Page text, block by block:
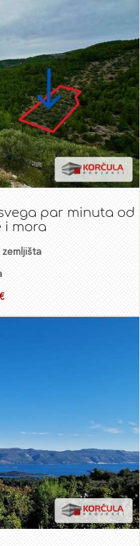
par minuta od
i mora